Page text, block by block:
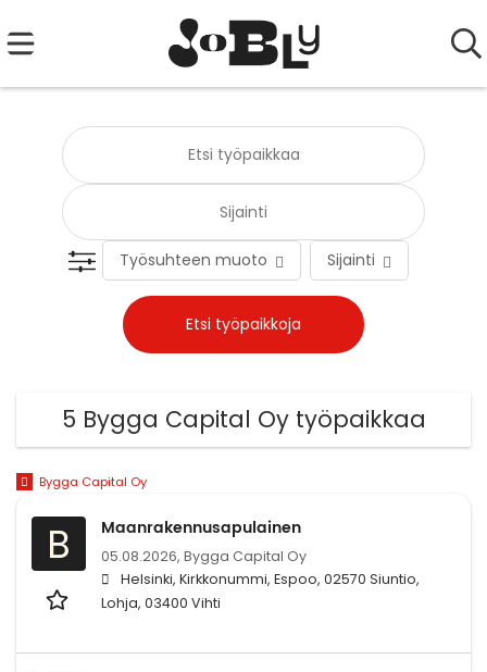
Työsuhteen muoto Sijainti
5 Bygga Capital Oy työpaikkaa
Bygga Capital Oy
B Maanrakennusapulainen
05.08.2026, Bygga Capital Oy
Helsinki, Kirkkonummi, Espoo, 02570 Siuntio,
Lohja, 03400 Vihti